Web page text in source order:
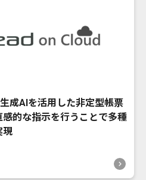
成AIを活用した非定型帳票
的な指示を行うことで多種
現